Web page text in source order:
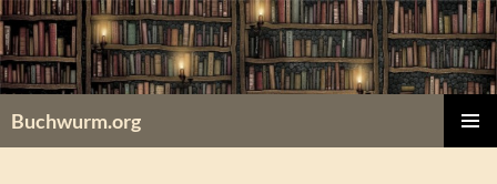
Zum
Inhalt
springen
Buchwurm.org